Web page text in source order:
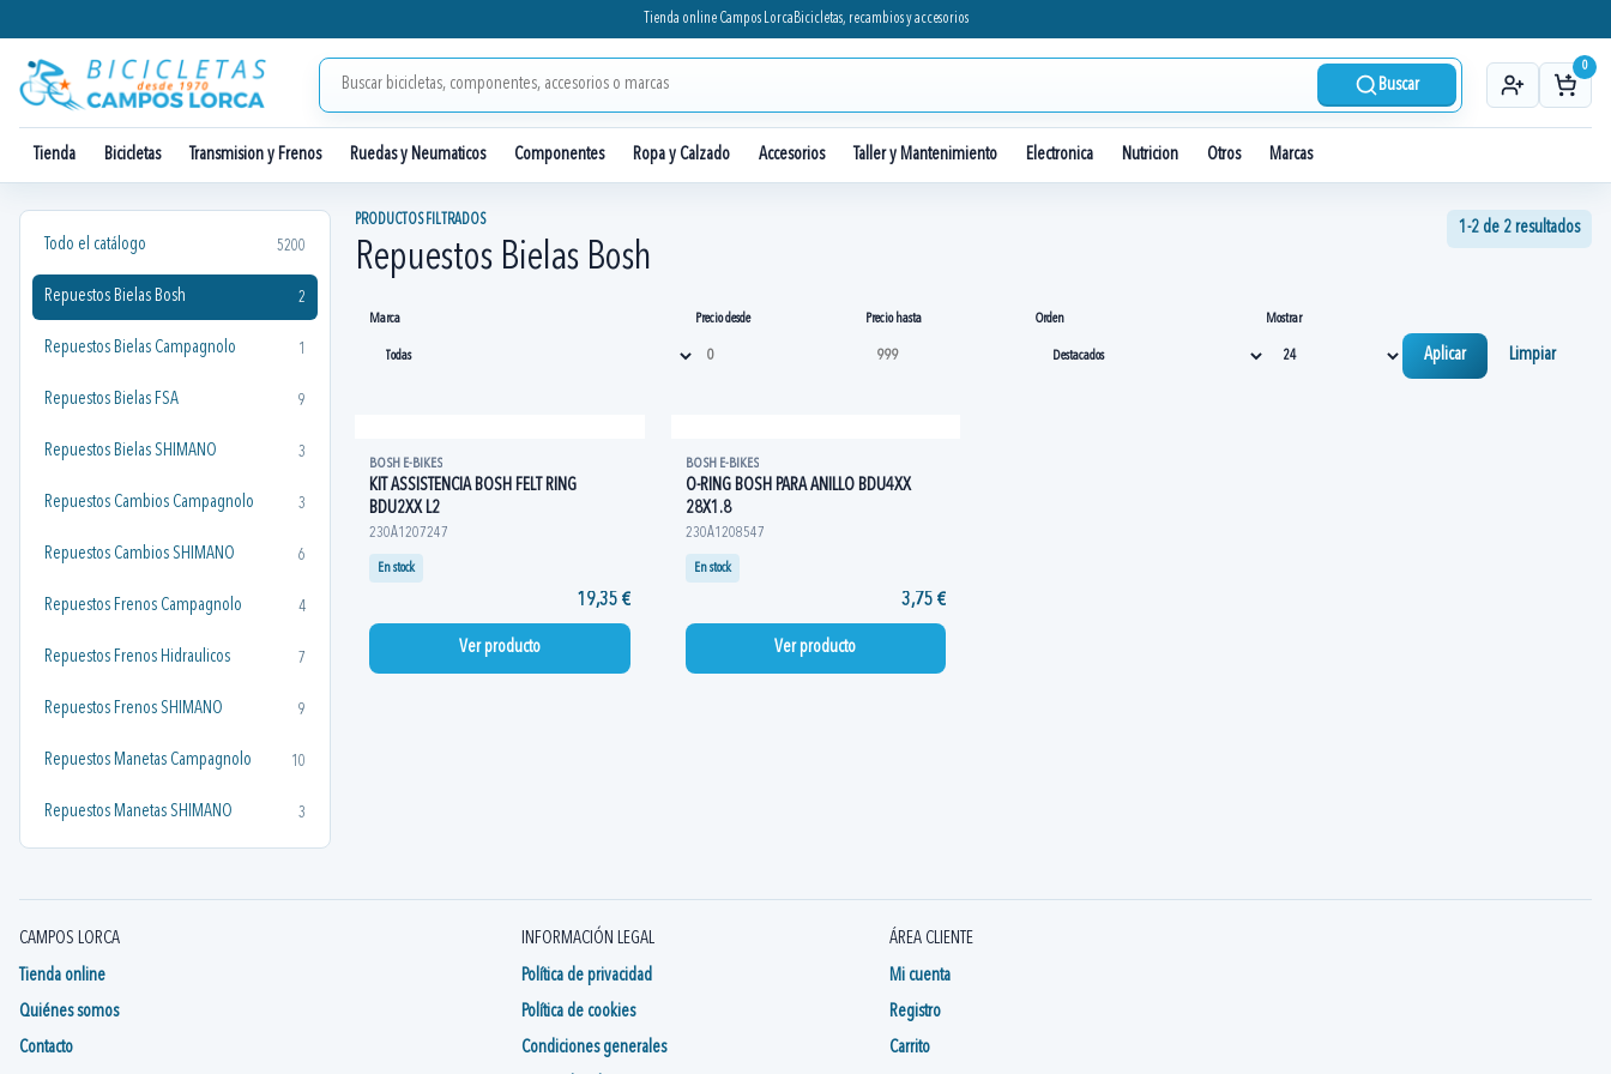
Tienda online Campos Lorca Bicicletas, recambios y accesorios
Buscar
0
Tienda Bicicletas Transmision y Frenos Ruedas y Neumaticos Componentes Ropa y Calzado Accesorios Taller y Mantenimiento Electronica Nutricion Otros Marcas
Todo el catálogo 5200
Repuestos Bielas Bosh 2
Repuestos Bielas Campagnolo 1
Repuestos Bielas FSA 9
Repuestos Bielas SHIMANO 3
Repuestos Cambios Campagnolo 3
Repuestos Cambios SHIMANO 6
Repuestos Frenos Campagnolo 4
Repuestos Frenos Hidraulicos 7
Repuestos Frenos SHIMANO 9
Repuestos Manetas Campagnolo 10
Repuestos Manetas SHIMANO 3
PRODUCTOS FILTRADOS
Repuestos Bielas Bosh
1-2 de 2 resultados
Marca Precio desde Precio hasta Orden Mostrar
Aplicar Limpiar
BOSH E-BIKES
KIT ASSISTENCIA BOSH FELT RING
BDU2XX L2
230A1207247
En stock
19,35 €
Ver producto
BOSH E-BIKES
O-RING BOSH PARA ANILLO BDU4XX
28X1.8
230A1208547
En stock
3,75 €
Ver producto
CAMPOS LORCA
Tienda online
Quiénes somos
Contacto
INFORMACIÓN LEGAL
Política de privacidad
Política de cookies
Condiciones generales
ÁREA CLIENTE
Mi cuenta
Registro
Carrito